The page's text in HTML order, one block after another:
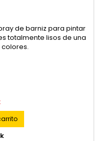
de barniz para pintar
totalmente lisos de una